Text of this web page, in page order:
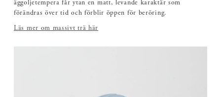
äggoljetempera får ytan en matt, levande karaktär som
förändras över tid och förblir öppen för beröring.
Läs mer om massivt trä här